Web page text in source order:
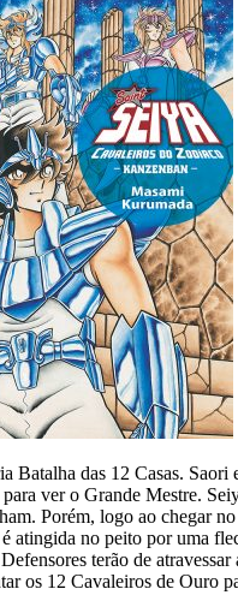
Batalha das 12 Casas. Saori
ver o Grande Mestre.
Porém, logo ao chegar
atingida no peito por uma
terão de atravessar
os 12 Cavaleiros de Ouro